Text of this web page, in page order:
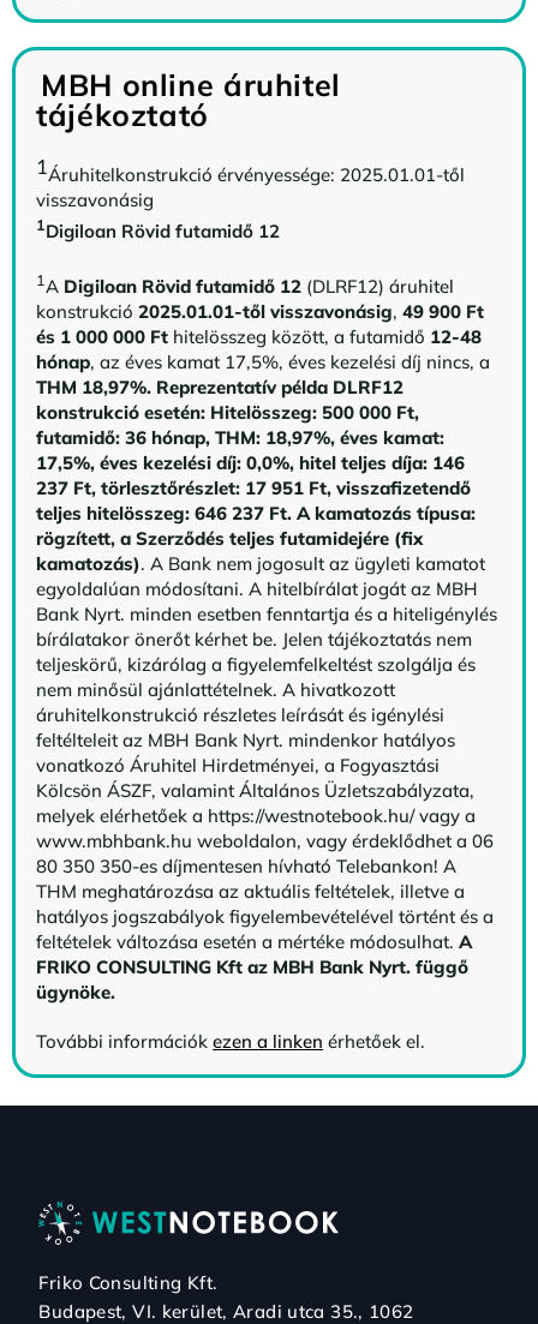
MBH online áruhitel
tájékoztató
1Áruhitelkonstrukció érvényessége: 2025.01.01-től
visszavonásig
1Digiloan Rövid futamidő 12
1A Digiloan Rövid futamidő 12 (DLRF12) áruhitel
konstrukció2025.01.01-től visszavonásig,49 900 Ft
és 1 000 000 Ft hitelösszeg között, a futamidő 12-48
hónap, az éves kamat 17,5%, éves kezelési díj nincs, a
THM 18,97%. Reprezentatív példa DLRF12
konstrukció esetén: Hitelösszeg: 500 000 Ft,
futamidő: 36 hónap, THM: 18,97%, éves kamat:
17,5%, éves kezelési díj: 0,0%, hitel teljes díja: 146
237 Ft, törlesztőrészlet: 17 951 Ft, visszafizetendő
teljes hitelösszeg: 646 237 Ft.A kamatozás típusa:
rögzített, a Szerződés teljes futamidejére (fix
kamatozás). A Bank nem jogosult az ügyleti kamatot
egyoldalúan módosítani. A hitelbírálat jogát az MBH
Bank Nyrt. minden esetben fenntartja és a hiteligénylés
bírálatakor önerőt kérhet be. Jelen tájékoztatás nem
teljeskörű, kizárólag a figyelemfelkeltést szolgálja és
nem minősül ajánlattételnek. A hivatkozott
áruhitelkonstrukció részletes leírását és igénylési
feltélteleit az MBH Bank Nyrt. mindenkor hatályos
vonatkozó Áruhitel Hirdetményei, a Fogyasztási
Kölcsön ÁSZF, valamint Általános Üzletszabályzata,
melyek elérhetőek a https://westnotebook.hu/vagy a
www.mbhbank.hu weboldalon, vagy érdeklődhet a 06
80 350 350-es díjmentesen hívható Telebankon! A
THM meghatározása az aktuális feltételek, illetve a
hatályos jogszabályok figyelembevételével történt és a
feltételek változása esetén a mértéke módosulhat.A
FRIKO CONSULTING Kft az MBH Bank Nyrt. függő
ügynöke.
További információkezen a linken érhetőek el.
Friko Consulting Kft.
Budapest, VI. kerület, Aradi utca 35., 1062